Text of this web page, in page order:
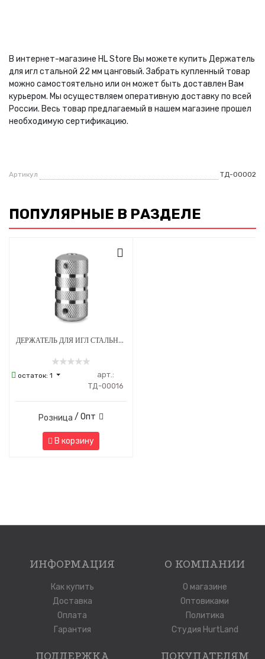
В интернет-магазине HL Store Вы можете купить Держатель
для игл стальной 22 мм цанговый. Забрать купленный товар
можно самостоятельно или он может быть доставлен Вам
курьером. Мы осуществляем оперативную доставку по всей
России. Весь товар предлагаемый в нашем магазине прошел
необходимую сертификацию.
Артикул ТД-00002
ПОПУЛЯРНЫЕ В РАЗДЕЛЕ
ДЕРЖАТЕЛЬ ДЛЯ ИГЛ СТАЛЬНОЙ 25ММ
остаток:1
арт.:
ТД-00016
Розница / Опт
В корзину
ИНФОРМАЦИЯ
Как купить
Доставка
Оплата
Гарантия
О КОМПАНИИ
О магазине
Оптовиками
Политика
Студия HurtLand
ПОДДЕРЖКА ПОКУПАТЕЛЯМ